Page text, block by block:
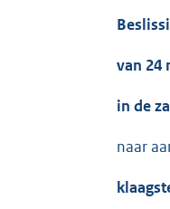
van 24
in de
naar